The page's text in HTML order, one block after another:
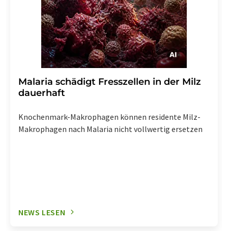
Malaria schädigt Fresszellen in der Milz
dauerhaft
Knochenmark-Makrophagen können residente Milz-
Makrophagen nach Malaria nicht vollwertig ersetzen
NEWS LESEN